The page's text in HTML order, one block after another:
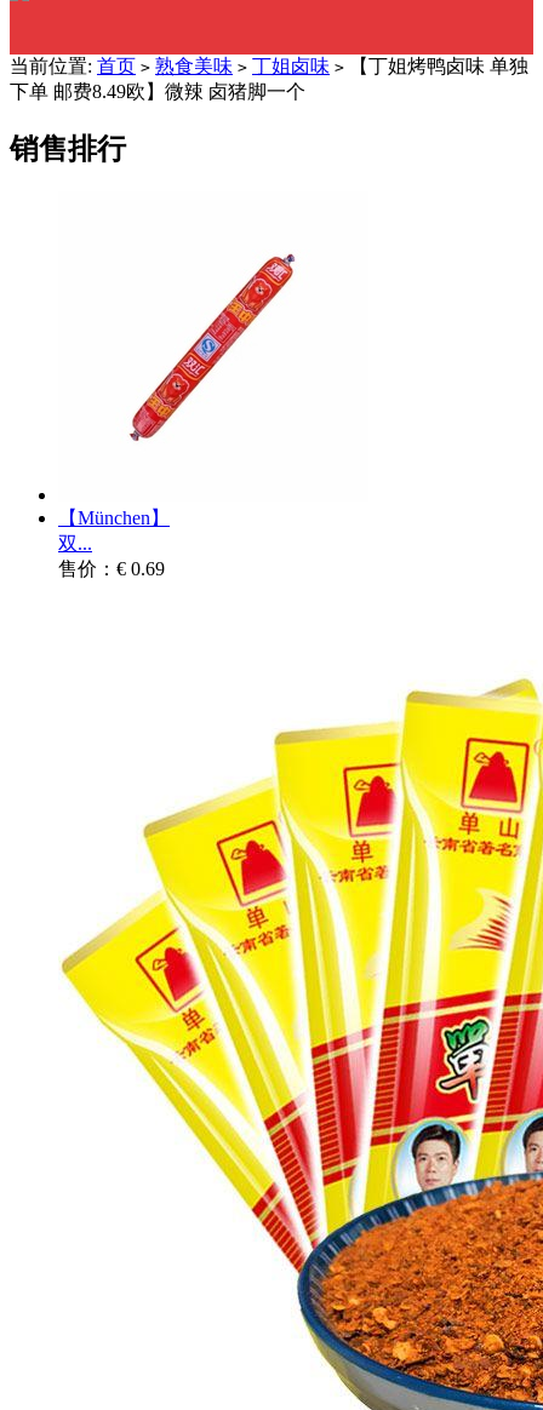
当前位置: 首页 > 熟食美味 > 丁姐卤味 > 【丁姐烤鸭卤味 单独
下单 邮费8.49欧】微辣 卤猪脚一个
销售排行
【München】
双...
售价：€ 0.69